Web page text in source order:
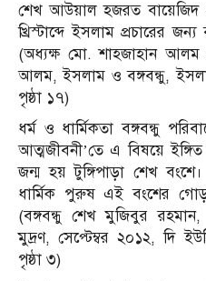
শেখ আউয়াল হজরত বায়েজিদ
খ্রিস্টাব্দে ইসলাম প্রচারের
(অধ্যক্ষ মো. শাহজাহান
আলম, ইসলাম ও বঙ্গবন্ধু,
পৃষ্ঠা ১৭)
ধর্ম ও ধার্মিকতা বঙ্গবন্ধু
আত্মজীবনী’তে এ বিষয়ে
জন্ম হয় টুঙ্গিপাড়া শেখ
ধার্মিক পুরুষ এই বংশের
(বঙ্গবন্ধু শেখ মুজিবুর রহমান,
মুদ্রণ, সেপ্টেম্বর ২০১২, দি
পৃষ্ঠা ৩)